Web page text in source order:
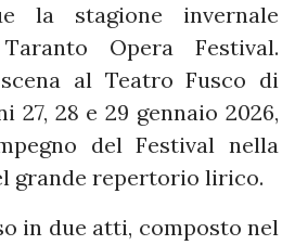
la stagione invernale
Opera Festival.
al Teatro Fusco di
27, 28 e 29 gennaio 2026,
del Festival nella
grande repertorio lirico.
in due atti, composto nel